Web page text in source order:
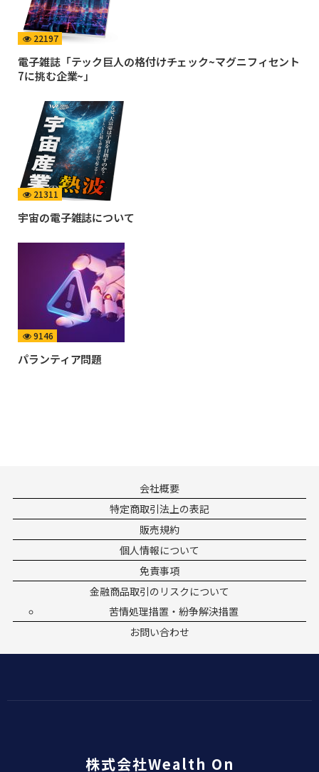
22197
電子雑誌「テック巨人の格付けチェック~マグニフィセント
7に挑む企業~」
21311
宇宙の電子雑誌について
9146
パランティア問題
会社概要
特定商取引法上の表記
販売規約
個人情報について
免責事項
金融商品取引のリスクについて
苦情処理措置・紛争解決措置
お問い合わせ
株式会社Wealth On